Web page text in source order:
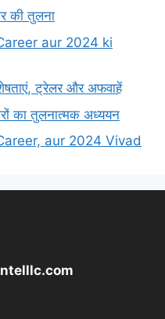
की तुलना
aur 2024 ki
ट्रेलर और अफवाहें
का तुलनात्मक अध्ययन
aur 2024 Vivad